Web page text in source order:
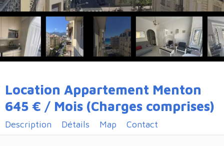
Location Appartement Menton
645 € / Mois (Charges comprises)
Description Détails Map Contact